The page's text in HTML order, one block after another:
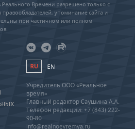
Реального Времени разрешено только с
правообладателей, упоминание сайта и
при частичном или полном
RU EN
Учредитель ООО «Реальное
время»
Главный редактор Саушина А.А.
Телефон редакции: +7 (843) 222-
90-80
info@realnoevremya.ru